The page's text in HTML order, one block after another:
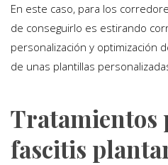
En este caso, para los
de conseguirlo es estirando
personalización y optimización
de unas plantillas
Tratamientos
fascitis